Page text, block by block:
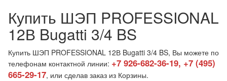
Купить ШЭП PROFESSIONAL
12В Bugatti 3/4 BS
Купить ШЭП PROFESSIONAL 12В Bugatti 3/4 BS, Вы можете по
телефонам контактной линии: +7 926-682-36-19, +7 (495)
665-29-17, или сделав заказ из Корзины.